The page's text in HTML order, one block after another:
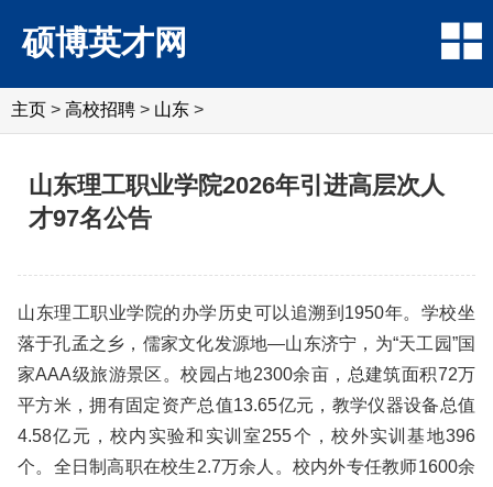
硕博英才网
主页 > 高校招聘 > 山东 >
山东理工职业学院2026年引进高层次人
才97名公告
山东理工职业学院的办学历史可以追溯到1950年。学校坐
落于孔孟之乡，儒家文化发源地—山东济宁，为“天工园”国
家AAA级旅游景区。校园占地2300余亩，总建筑面积72万
平方米，拥有固定资产总值13.65亿元，教学仪器设备总值
4.58亿元，校内实验和实训室255个，校外实训基地396
个。全日制高职在校生2.7万余人。校内外专任教师1600余